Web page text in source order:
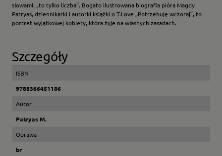
słowami: „to tylko liczba”. Bogato ilustrowana biografia pióra Magdy
Patryas, dziennikarki i autorki książki o T.Love „Potrzebuję wczoraj”, to
portret wyjątkowej kobiety, która żyje na własnych zasadach.
Szczegóły
ISBN
9788366451186
Autor
Patryas M.
Oprawa
br